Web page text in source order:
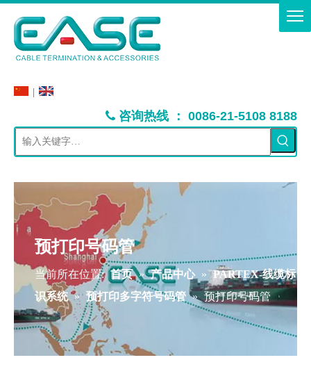
 咨询热线 ： 0086-21-5108 8188
预打印号码管
当前所在位置: 首页 » 产品中心 » PARTEX-线缆标
识系统 » 预打印多字符号码管 » 预打印号码管